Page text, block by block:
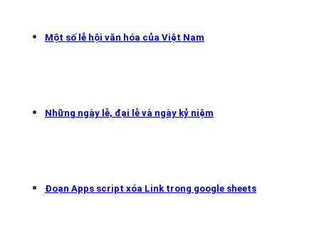
Một số lễ hội văn hóa của Việt Nam
Những ngày lễ, đại lễ và ngày kỷ niệm
Đoạn Apps script xóa Link trong google sheets